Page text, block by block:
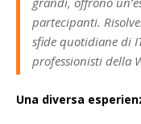
partecipanti.
sfide quotidiane di
professionisti della
Una diversa